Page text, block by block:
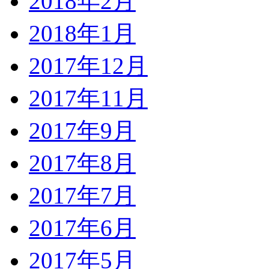
2018年1月
2017年12月
2017年11月
2017年9月
2017年8月
2017年7月
2017年6月
2017年5月